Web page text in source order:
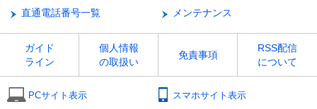
直通電話番号一覧
メンテナンス
ガイド
ライン
個人情報
の取扱い
免責事項
RSS配信
について
PCサイト表示 スマホサイト表示